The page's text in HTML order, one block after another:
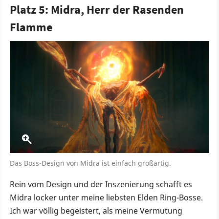
Platz 5: Midra, Herr der Rasenden
Flamme
Das Boss-Design von Midra ist einfach großartig.
Rein vom Design und der Inszenierung schafft es
Midra locker unter meine liebsten Elden Ring-Bosse.
Ich war völlig begeistert, als meine Vermutung